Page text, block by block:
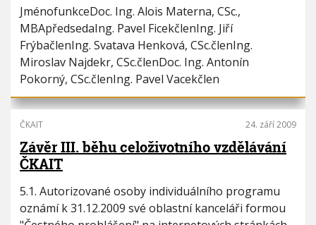
JménofunkceDoc. Ing. Alois Materna, CSc.,
MBApředsedaIng. Pavel FicekčlenIng. Jiří
FrýbačlenIng. Svatava Henková, CSc.členIng.
Miroslav Najdekr, CSc.členDoc. Ing. Antonín
Pokorný, CSc.členIng. Pavel Vacekčlen
ČKAIT 24. září 2009
Závěr III. běhu celoživotního vzdělávání
ČKAIT
5.1. Autorizované osoby individuálního programu
oznámí k 31.12.2009 své oblastní kanceláři formou